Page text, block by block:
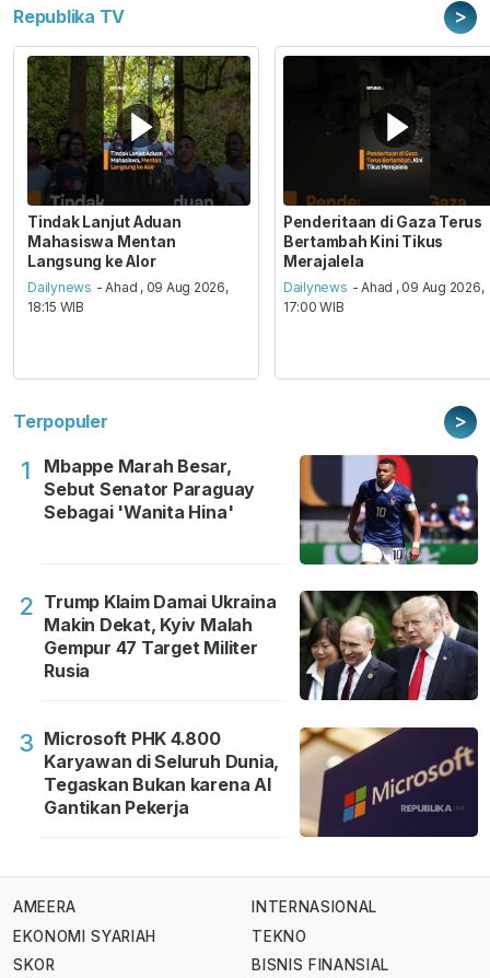
Republika TV >
Tindak Lanjut Aduan
Mahasiswa Mentan
Langsung ke Alor
Dailynews - Ahad , 09 Aug 2026,
18:15 WIB
Penderitaan di Gaza Terus
Bertambah Kini Tikus
Merajalela
Dailynews - Ahad , 09 Aug 2026,
17:00 WIB
Terpopuler >
1
Mbappe Marah Besar,
Sebut Senator Paraguay
Sebagai 'Wanita Hina'
2 Trump Klaim Damai Ukraina
Makin Dekat, Kyiv Malah
Gempur 47 Target Militer
Rusia
3 Microsoft PHK 4.800
Karyawan di Seluruh Dunia,
Tegaskan Bukan karena AI
Gantikan Pekerja
AMEERA
EKONOMI SYARIAH
SKOR
INTERNASIONAL
TEKNO
BISNIS FINANSIAL